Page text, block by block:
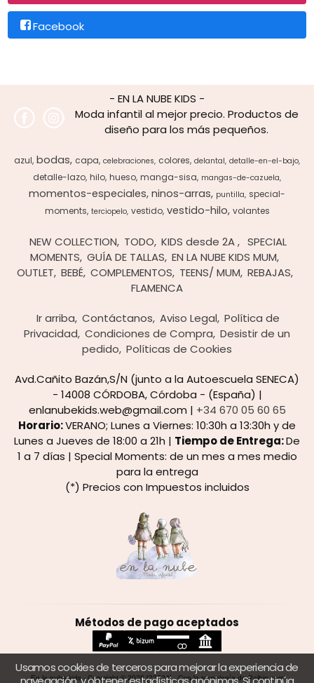
Facebook
- EN LA NUBE KIDS -
Moda infantil al mejor precio. Productos de
diseño para los más pequeños.
azul bodas capa celebraciones colores delantal detalle-en-el-bajo
detalle-lazo hilo hueso manga-sisa mangas-de-cazuela
momentos-especiales ninos-arras puntilla special-
moments terciopelo vestido vestido-hilo volantes
NEW COLLECTION TODO KIDS desde 2A
SPECIAL
MOMENTS GUÍA DE TALLAS EN LA NUBE KIDS MUM
OUTLET BEBÉ COMPLEMENTOS TEENS/ MUM REBAJAS
FLAMENCA
Ir arriba Contáctanos Aviso Legal Política de
Privacidad Condiciones de Compra Desistir de un
pedido Políticas de Cookies
Avd.Cañito Bazán,S/N (junto a la Autoescuela SENECA)
- 14008 CÓRDOBA, Córdoba - (España) |
enlanubekids.web@gmail.com | +34 670 05 60 65
Horario:VERANO; Lunes a Viernes: 10:30h a 13:30h y de
Lunes a Jueves de 18:00 a 21h | Tiempo de Entrega:De
1 a 7 días | Special Moments: de un mes a mes medio
para la entrega
(*) Precios con Impuestos incluidos
Métodos de pago aceptados
En la nube kids- Copyright © 2026 [22724] - Con la tecnología de Palbin.com
Usamos cookies de terceros para mejorar la experiencia de